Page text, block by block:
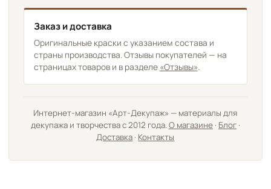
Заказ и доставка
Оригинальные краски с указанием состава и
страны производства. Отзывы покупателей — на
страницах товаров и в разделе «Отзывы».
Интернет-магазин «Арт-Декупаж» — материалы для
декупажа и творчества с 2012 года.О магазине· Блог·
Доставка · Контакты